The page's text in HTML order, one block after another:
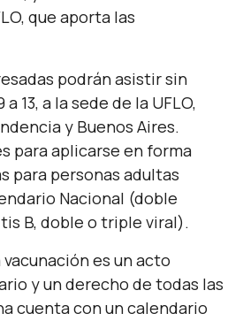
que aporta las
podrán asistir sin
13, a la sede de la UFLO,
y Buenos Aires.
para aplicarse en forma
para personas adultas
Nacional (doble
B, doble o triple viral).
es un acto
y un derecho de todas las
cuenta con un calendario